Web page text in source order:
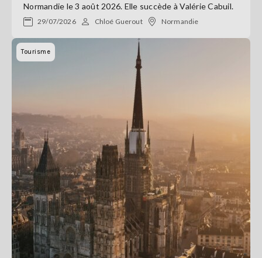
Normandie le 3 août 2026. Elle succède à Valérie Cabuil.
29/07/2026 Chloé Guerout Normandie
Tourisme